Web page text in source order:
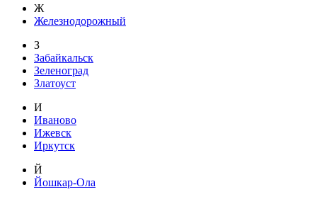
Ж
Железнодорожный
З
Забайкальск
Зеленоград
Златоуст
И
Иваново
Ижевск
Иркутск
Й
Йошкар-Ола